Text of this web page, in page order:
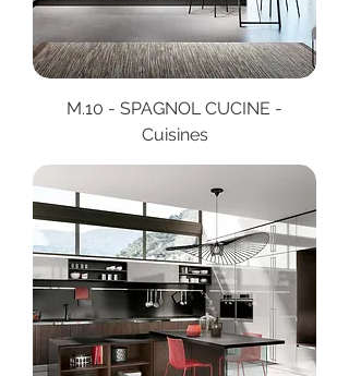
M.10 - SPAGNOL CUCINE -
Cuisines